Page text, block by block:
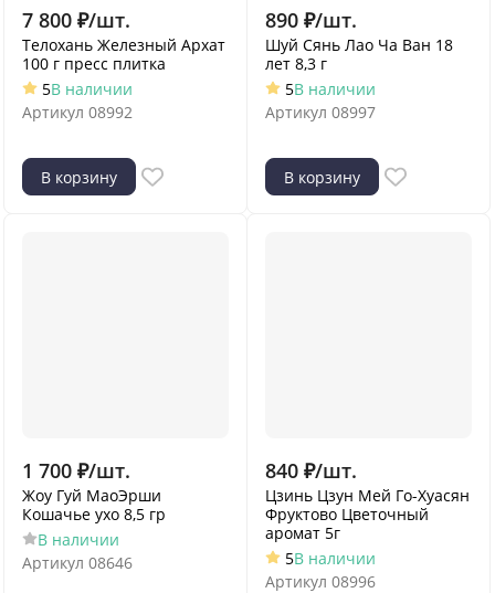
7 800 ₽/шт.
Телохань Железный Архат
100 г пресс плитка
5В наличии
Артикул 08992
В корзину
890 ₽/шт.
Шуй Сянь Лао Ча Ван 18
лет 8,3 г
5В наличии
Артикул 08997
В корзину
1 700 ₽/шт.
Жоу Гуй МаоЭрши
Кошачье ухо 8,5 гр
В наличии
Артикул 08646
840 ₽/шт.
Цзинь Цзун Мей Го-Хуасян
Фруктово Цветочный
аромат 5г
5В наличии
Артикул 08996